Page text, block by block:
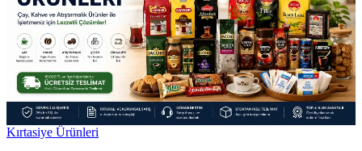
Kırtasiye Ürünleri